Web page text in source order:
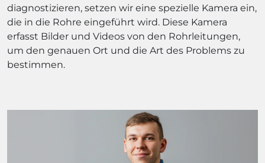
diagnostizieren, setzen wir eine spezielle Kamera ein,
die in die Rohre eingeführt wird. Diese Kamera
erfasst Bilder und Videos von den Rohrleitungen,
um den genauen Ort und die Art des Problems zu
bestimmen.